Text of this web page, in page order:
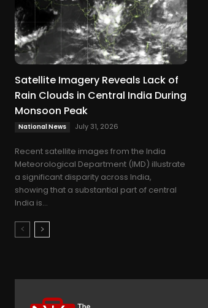
Satellite Imagery Reveals Lack of
Rain Clouds in Central India During
Monsoon Peak
National News July 31, 2026
Recent satellite images from the India
Meteorological Department (IMD) illustrate
a significant disparity across India,
showing that a substantial part of central
India is...